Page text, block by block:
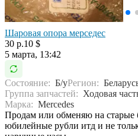
Шаровая опора мерседес
30 р.10 $
5 марта, 13:42
Состояние: Б/уРегион:
Группа запчастей: Ходовая
Марка: Mercedes
Продам или обменяю на
юбилейные рубли итд и не